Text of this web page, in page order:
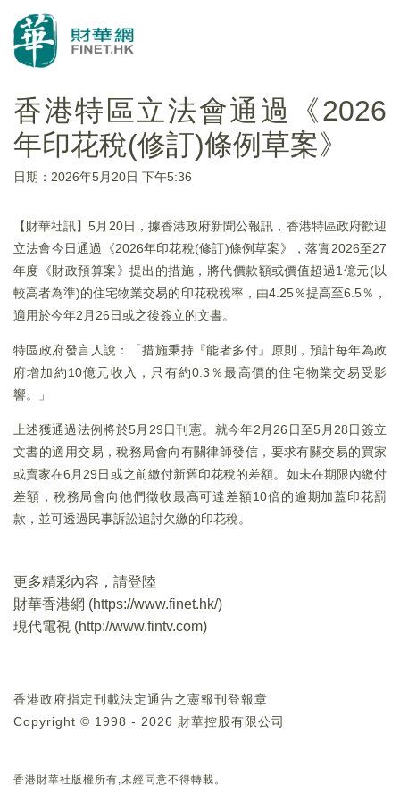
香港特區立法會通過《2026
年印花稅(修訂)條例草案》
日期：2026年5月20日 下午5:36
【財華社訊】5月20日，據香港政府新聞公報訊，香港特區政府歡迎
立法會今日通過《2026年印花稅(修訂)條例草案》，落實2026至27
年度《財政預算案》提出的措施，將代價款額或價值超過1億元(以
較高者為準)的住宅物業交易的印花稅稅率，由4.25％提高至6.5％，
適用於今年2月26日或之後簽立的文書。
特區政府發言人說：「措施秉持『能者多付』原則，預計每年為政
府增加約10億元收入，只有約0.3％最高價的住宅物業交易受影
響。」
上述獲通過法例將於5月29日刊憲。就今年2月26日至5月28日簽立
文書的適用交易，稅務局會向有關律師發信，要求有關交易的買家
或賣家在6月29日或之前繳付新舊印花稅的差額。如未在期限內繳付
差額，稅務局會向他們徵收最高可達差額10倍的逾期加蓋印花罰
款，並可透過民事訴訟追討欠繳的印花稅。
更多精彩內容，請登陸
財華香港網 (https://www.finet.hk/)
現代電視 (http://www.fintv.com)
香港政府指定刊載法定通告之憲報刊登報章
Copyright © 1998 - 2026 財華控股有限公司
香港財華社版權所有,未經同意不得轉載。